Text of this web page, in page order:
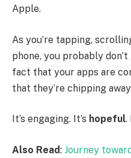
Apple.
As you’re tapping,
phone, you probably
fact that your apps are
that they’re chipping
It’s engaging. It’s hopeful.
Also Read: Journey